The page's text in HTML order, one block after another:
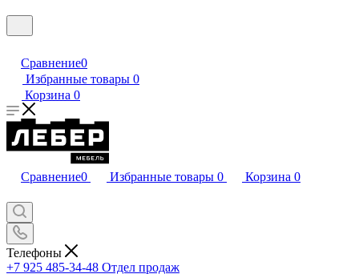
Сравнение0
Избранные товары 0
Корзина 0
Сравнение0 Избранные товары 0 Корзина 0
Телефоны
+7 925 485-34-48 Отдел продаж